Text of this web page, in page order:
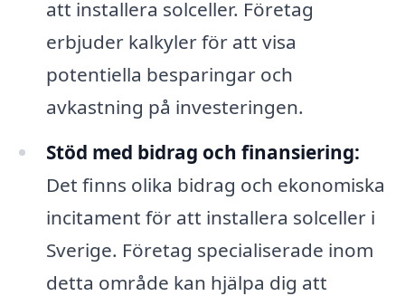
att installera solceller. Företag
erbjuder kalkyler för att visa
potentiella besparingar och
avkastning på investeringen.
Stöd med bidrag och finansiering:
Det finns olika bidrag och ekonomiska
incitament för att installera solceller i
Sverige. Företag specialiserade inom
detta område kan hjälpa dig att